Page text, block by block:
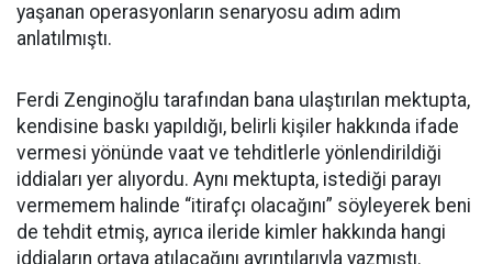
yaşanan operasyonların senaryosu adım adım
anlatılmıştı.
Ferdi Zenginoğlu tarafından bana ulaştırılan mektupta,
kendisine baskı yapıldığı, belirli kişiler hakkında ifade
vermesi yönünde vaat ve tehditlerle yönlendirildiği
iddiaları yer alıyordu. Aynı mektupta, istediği parayı
vermemem halinde “itirafçı olacağını” söyleyerek beni
de tehdit etmiş, ayrıca ileride kimler hakkında hangi
iddiaların ortaya atılacağını ayrıntılarıyla yazmıştı.